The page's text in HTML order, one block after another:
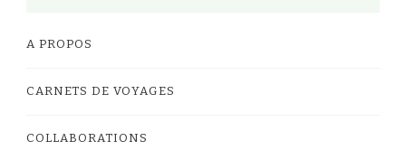
A PROPOS
CARNETS DE VOYAGES
COLLABORATIONS